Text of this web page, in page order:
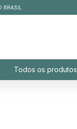
BRASIL
Todos os produtos